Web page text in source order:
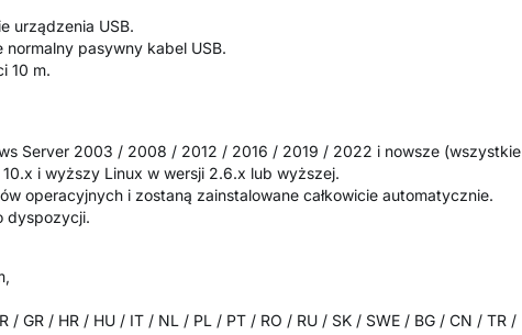
urządzenia USB.
pasywny kabel USB.
10 m.
Server 2003 / 2008 / 2012 / 2016 / 2019 / 2022 i nowsze (wszystkie
i wyższy Linux w wersji 2.6.x lub wyższej.
operacyjnych i zostaną zainstalowane całkowicie automatycznie.
dyspozycji.
GR / HR / HU / IT / NL / PL / PT / RO / RU / SK / SWE / BG / CN / TR /